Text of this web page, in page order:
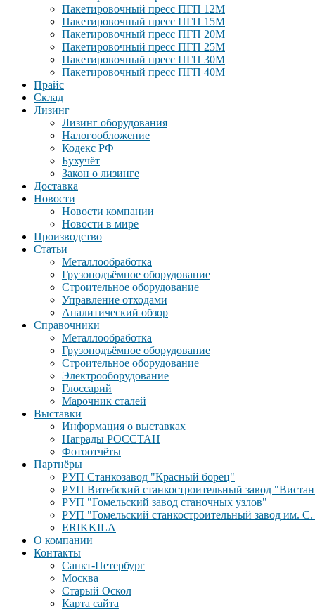
Пакетировочный пресс ПГП 12М
Пакетировочный пресс ПГП 15М
Пакетировочный пресс ПГП 20М
Пакетировочный пресс ПГП 25М
Пакетировочный пресс ПГП 30М
Пакетировочный пресс ПГП 40М
Прайс
Склад
Лизинг
Лизинг оборудования
Налогообложение
Кодекс РФ
Бухучёт
Закон о лизинге
Доставка
Новости
Новости компании
Новости в мире
Производство
Статьи
Металлообработка
Грузоподъёмное оборудование
Строительное оборудование
Управление отходами
Аналитический обзор
Справочники
Металлообработка
Грузоподъёмное оборудование
Строительное оборудование
Электрооборудование
Глоссарий
Марочник сталей
Выставки
Информация о выставках
Награды РОССТАН
Фотоотчёты
Партнёры
РУП Станкозавод "Красный борец"
РУП Витебский станкостроительный завод
РУП "Гомельский завод станочных узлов"
РУП "Гомельский станкостроительный завод им.
ERIKKILA
О компании
Контакты
Санкт-Петербург
Москва
Старый Оскол
Карта сайта